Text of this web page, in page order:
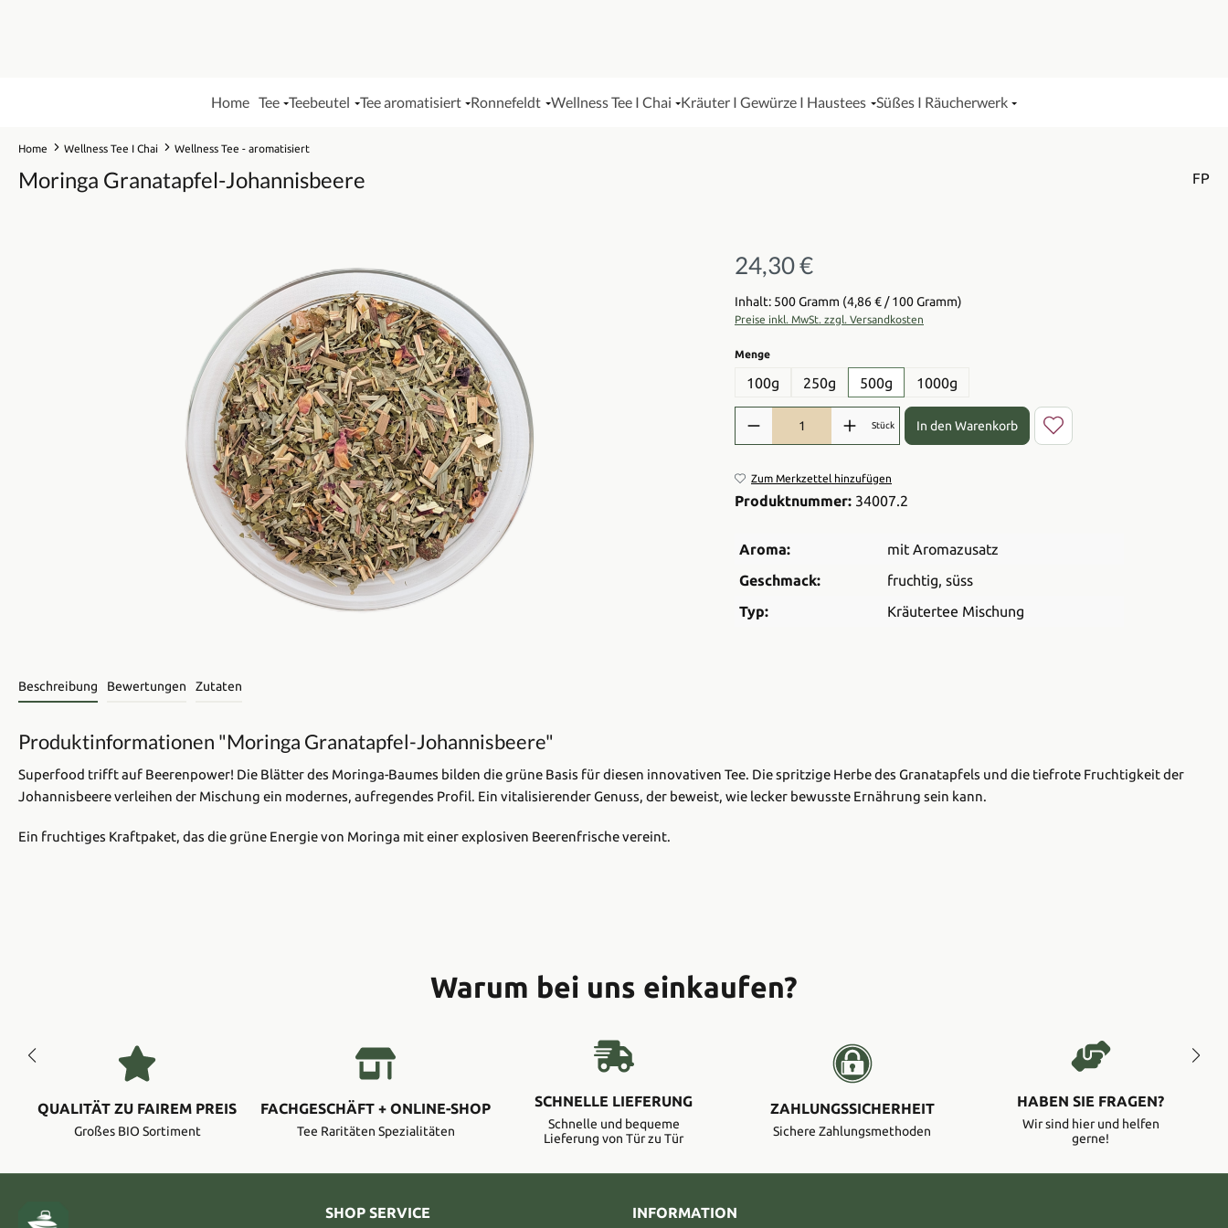
Home Tee Teebeutel Tee aromatisiert Ronnefeldt Wellness Tee I Chai Kräuter I Gewürze I Haustees Süßes I Räucherwerk
Home Wellness Tee I Chai Wellness Tee - aromatisiert
Moringa Granatapfel-Johannisbeere FP
Regulärer Preis:
24,30 €
Inhalt: 500 Gramm (4,86 € / 100 Gramm)
Preise inkl. MwSt. zzgl. Versandkosten
Mengeauswählen
100g 250g 500g 1000g
Produkt Anzahl: Gib den gewünschten Wert ein oder benutze die
Stück In den Warenkorb
Zum Merkzettel hinzufügen
Produktnummer: 34007.2
Aroma:
mit Aromazusatz
Geschmack:
fruchtig, süss
Typ:
Kräutertee Mischung
Beschreibung Bewertungen Zutaten
Produktinformationen "Moringa Granatapfel-Johannisbeere"
Superfood trifft auf Beerenpower! Die Blätter des Moringa-Baumes bilden die grüne Basis für diesen innovativen Tee. Die spritzige Herbe des Granatapfels und die tiefrote Fruchtigkeit der
Johannisbeere verleihen der Mischung ein modernes, aufregendes Profil. Ein vitalisierender Genuss, der beweist, wie lecker bewusste Ernährung sein kann.
Ein fruchtiges Kraftpaket, das die grüne Energie von Moringa mit einer explosiven Beerenfrische vereint.
Warum bei uns einkaufen?
QUALITÄT ZU FAIREM PREIS
Großes BIO Sortiment
FACHGESCHÄFT + ONLINE-SHOP
Tee Raritäten Spezialitäten
SCHNELLE LIEFERUNG
Schnelle und bequeme
Lieferung von Tür zu Tür
ZAHLUNGSSICHERHEIT
Sichere Zahlungsmethoden
HABEN SIE FRAGEN?
Wir sind hier und helfen
gerne!
SHOP SERVICE INFORMATION